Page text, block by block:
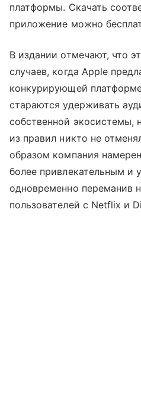
платформы. Скачать
приложение можно
В издании отмечают, что
случаев, когда Apple
конкурирующей
стараются удерживать
собственной экосистемы,
из правил никто не
образом компания
более привлекательным и
одновременно переманив
пользователей с Netflix и